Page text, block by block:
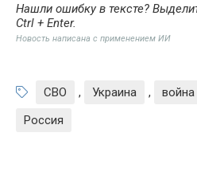
Нашли ошибку в тексте?
Ctrl + Enter.
Новость написана с применением ИИ
СВО , Украина , война
Россия